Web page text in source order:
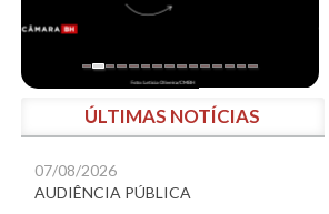
ÚLTIMAS NOTÍCIAS
07/08/2026
AUDIÊNCIA PÚBLICA